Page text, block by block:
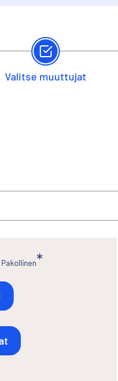
Valitse muuttujat
Pakollinen